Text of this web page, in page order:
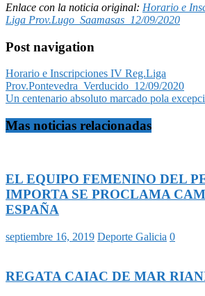
Enlace con la noticia original: Horario e
Liga Prov.Lugo_Saamasas_12/09/2020
Post navigation
Horario e Inscripciones IV Reg.Liga
Prov.Pontevedra_Verducido_12/09/2020
Un centenario absoluto marcado pola
Mas noticias relacionadas
EL EQUIPO FEMENINO DEL
IMPORTA SE PROCLAMA
ESPAÑA
septiembre 16, 2019 Deporte Galicia 0
REGATA CAIAC DE MAR